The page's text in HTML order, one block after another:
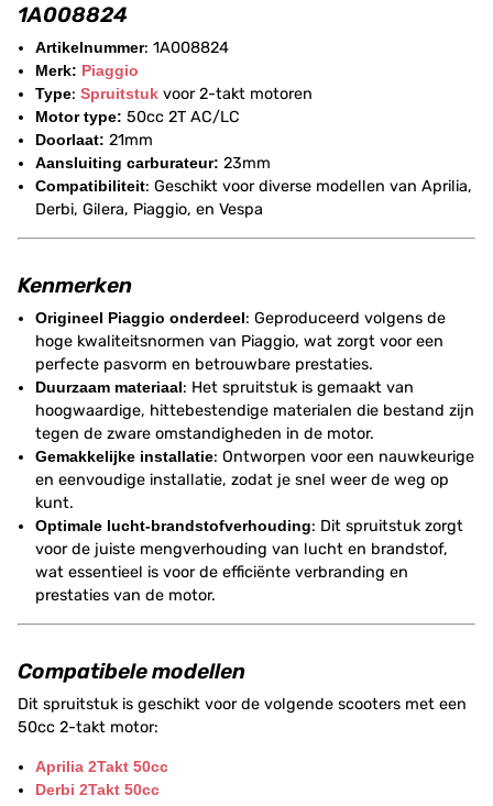
1A008824
Artikelnummer: 1A008824
Merk: Piaggio
Type: Spruitstuk voor 2-takt motoren
Motor type: 50cc 2T AC/LC
Doorlaat: 21mm
Aansluiting carburateur: 23mm
Compatibiliteit: Geschikt voor diverse modellen van Aprilia,
Derbi, Gilera, Piaggio, en Vespa
Kenmerken
Origineel Piaggio onderdeel: Geproduceerd volgens de
hoge kwaliteitsnormen van Piaggio, wat zorgt voor een
perfecte pasvorm en betrouwbare prestaties.
Duurzaam materiaal: Het spruitstuk is gemaakt van
hoogwaardige, hittebestendige materialen die bestand zijn
tegen de zware omstandigheden in de motor.
Gemakkelijke installatie: Ontworpen voor een nauwkeurige
en eenvoudige installatie, zodat je snel weer de weg op
kunt.
Optimale lucht-brandstofverhouding: Dit spruitstuk zorgt
voor de juiste mengverhouding van lucht en brandstof,
wat essentieel is voor de efficiënte verbranding en
prestaties van de motor.
Compatibele modellen
Dit spruitstuk is geschikt voor de volgende scooters met een
50cc 2-takt motor:
Aprilia 2Takt 50cc
Derbi 2Takt 50cc